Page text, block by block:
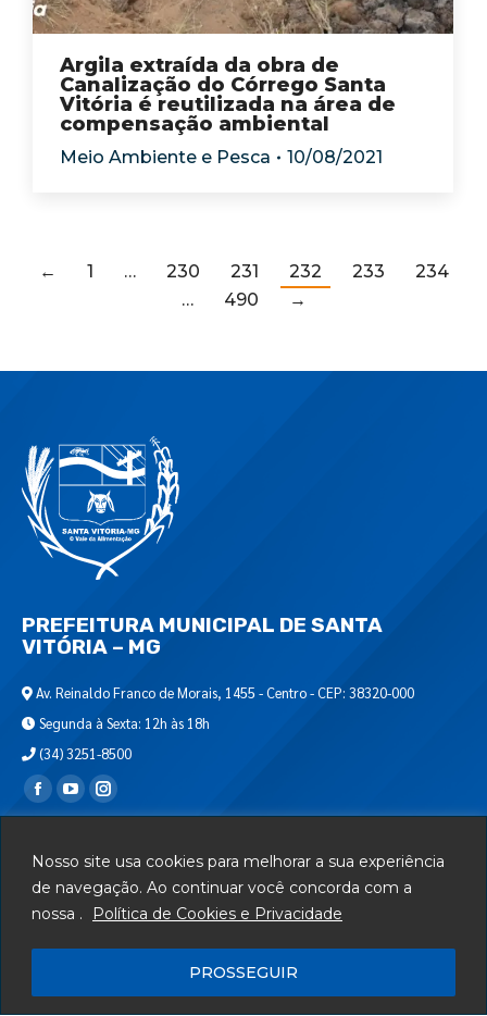
Nosso site usa cookies para melhorar a sua experiência
de navegação. Ao continuar você concorda com a
nossa .
Política de Cookies e Privacidade
PROSSEGUIR
Argila extraída da obra de
Canalização do Córrego Santa
Vitória é reutilizada na área de
compensação ambiental
Meio Ambiente e Pesca 10/08/2021
← 1 … 230 231 232 233
234
…
490 →
PREFEITURA MUNICIPAL DE SANTA
VITÓRIA – MG
Av. Reinaldo Franco de Morais, 1455 - Centro - CEP: 38320-000
Segunda à Sexta: 12h às 18h
(34) 3251-8500
Encontre-nos em:
Departamento de T.I.
Serviços
Mapa do Site